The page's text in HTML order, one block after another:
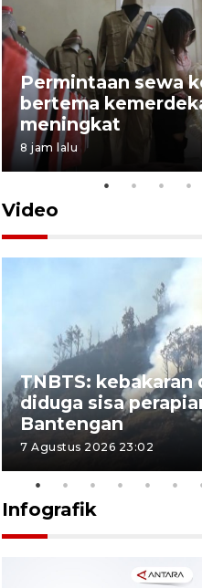
Permintaan sewa
bertema
meningkat
8 jam lalu
Video
TNBTS: kebakaran
diduga sisa
Bantengan
7 Agustus 2026 23:02
Infografik